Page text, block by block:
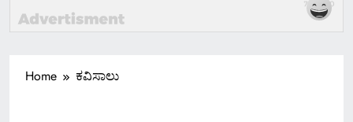
Home ಕವಿಸಾಲು